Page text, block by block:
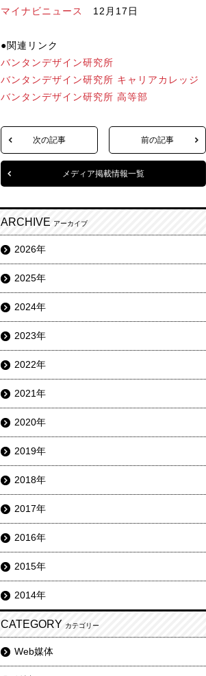
マイナビニュース 12月17日
●関連リンク
バンタンデザイン研究所
バンタンデザイン研究所 キャリアカレッジ
バンタンデザイン研究所 高等部
次の記事 前の記事
メディア掲載情報一覧
ARCHIVE アーカイブ
2026年
2025年
2024年
2023年
2022年
2021年
2020年
2019年
2018年
2017年
2016年
2015年
2014年
CATEGORY カテゴリー
Web媒体